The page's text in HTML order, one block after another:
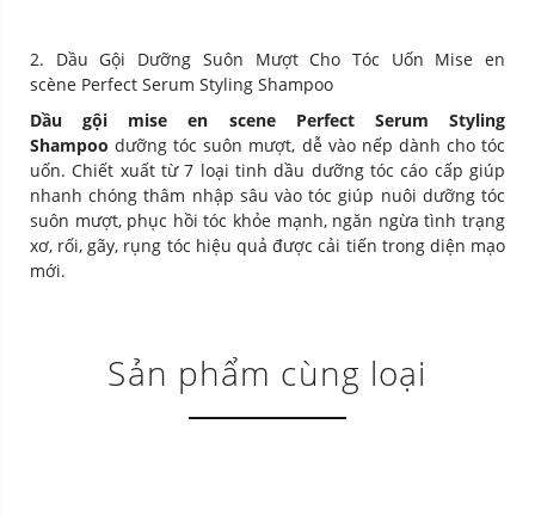
2. Dầu Gội Dưỡng Suôn Mượt Cho Tóc Uốn Mise en
scène Perfect Serum Styling Shampoo
Dầu gội mise en scene Perfect Serum Styling
Shampoo dưỡng tóc suôn mượt, dễ vào nếp dành cho tóc
uốn. Chiết xuất từ 7 loại tinh dầu dưỡng tóc cáo cấp giúp
nhanh chóng thâm nhập sâu vào tóc giúp nuôi dưỡng tóc
suôn mượt, phục hồi tóc khỏe mạnh, ngăn ngừa tình trạng
xơ, rối, gãy, rụng tóc hiệu quả được cải tiến trong diện mạo
mới.
Sản phẩm cùng loại